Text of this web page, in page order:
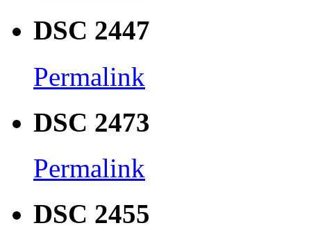
DSC 2447
Permalink
DSC 2473
Permalink
DSC 2455